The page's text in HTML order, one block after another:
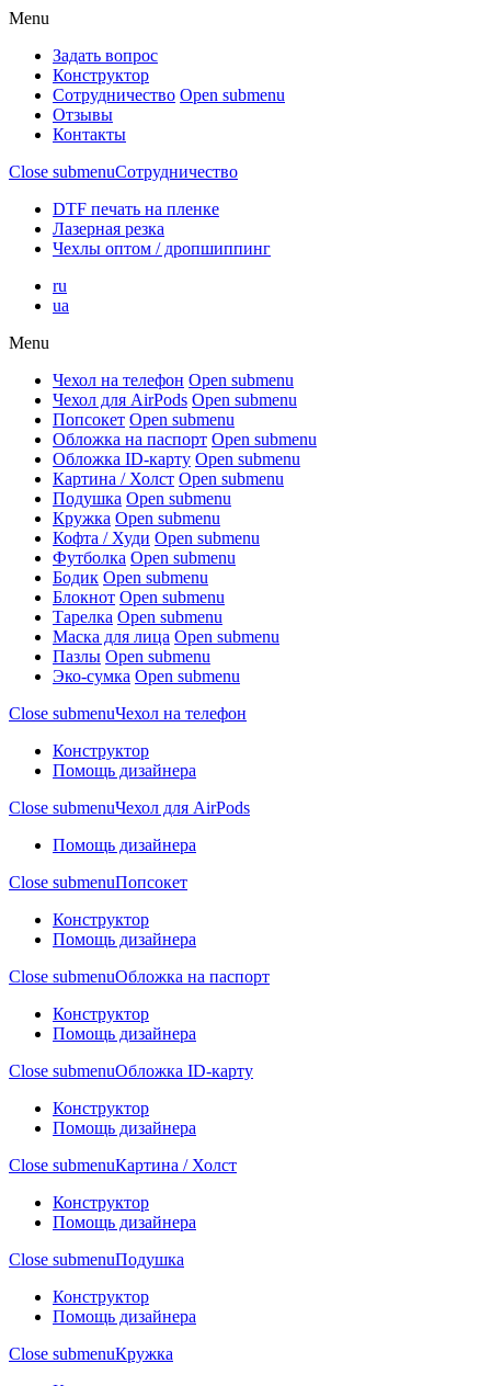
Menu
Задать вопрос
Конструктор
Сотрудничество Open submenu
Отзывы
Контакты
Close submenuСотрудничество
DTF печать на пленке
Лазерная резка
Чехлы оптом / дропшиппинг
ru
ua
Menu
Чехол на телефон Open submenu
Чехол для AirPods Open submenu
Попсокет Open submenu
Обложка на паспорт Open submenu
Обложка ID-карту Open submenu
Картина / Холст Open submenu
Подушка Open submenu
Кружка Open submenu
Кофта / Худи Open submenu
Футболка Open submenu
Бодик Open submenu
Блокнот Open submenu
Тарелка Open submenu
Маска для лица Open submenu
Пазлы Open submenu
Эко-сумка Open submenu
Close submenuЧехол на телефон
Конструктор
Помощь дизайнера
Close submenuЧехол для AirPods
Помощь дизайнера
Close submenuПопсокет
Конструктор
Помощь дизайнера
Close submenuОбложка на паспорт
Конструктор
Помощь дизайнера
Close submenuОбложка ID-карту
Конструктор
Помощь дизайнера
Close submenuКартина / Холст
Конструктор
Помощь дизайнера
Close submenuПодушка
Конструктор
Помощь дизайнера
Close submenuКружка